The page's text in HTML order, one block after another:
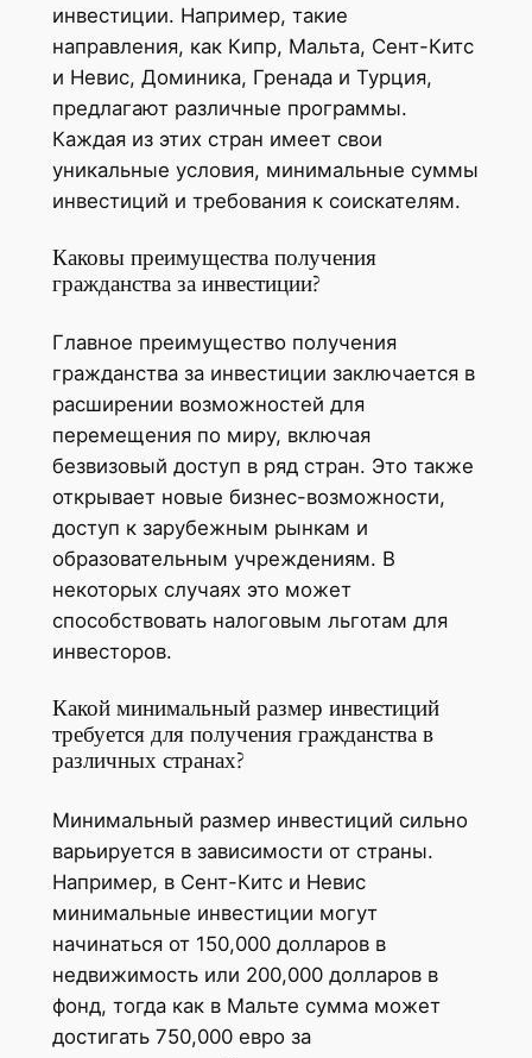
инвестиции. Например, такие
направления, как Кипр, Мальта, Сент-Китс
и Невис, Доминика, Гренада и Турция,
предлагают различные программы.
Каждая из этих стран имеет свои
уникальные условия, минимальные суммы
инвестиций и требования к соискателям.
Каковы преимущества получения
гражданства за инвестиции?
Главное преимущество получения
гражданства за инвестиции заключается в
расширении возможностей для
перемещения по миру, включая
безвизовый доступ в ряд стран. Это также
открывает новые бизнес-возможности,
доступ к зарубежным рынкам и
образовательным учреждениям. В
некоторых случаях это может
способствовать налоговым льготам для
инвесторов.
Какой минимальный размер инвестиций
требуется для получения гражданства в
различных странах?
Минимальный размер инвестиций сильно
варьируется в зависимости от страны.
Например, в Сент-Китс и Невис
минимальные инвестиции могут
начинаться от 150,000 долларов в
недвижимость или 200,000 долларов в
фонд, тогда как в Мальте сумма может
достигать 750,000 евро за